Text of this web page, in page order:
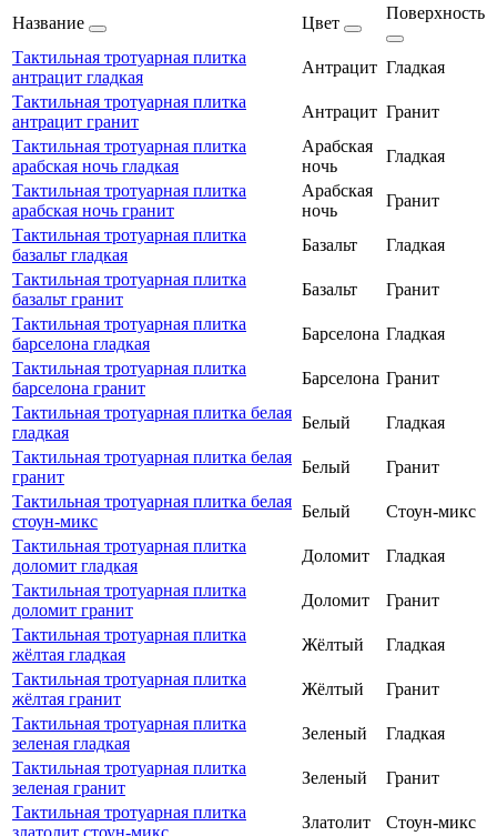
Название Цвет
Поверхность
Тактильная тротуарная плитка
антрацит гладкая
Антрацит Гладкая
Тактильная тротуарная плитка
антрацит гранит
Антрацит Гранит
Тактильная тротуарная плитка
арабская ночь гладкая
Арабская
ночь
Гладкая
Тактильная тротуарная плитка
арабская ночь гранит
Арабская
ночь
Гранит
Тактильная тротуарная плитка
базальт гладкая
Базальт
Гладкая
Тактильная тротуарная плитка
базальт гранит
Базальт
Гранит
Тактильная тротуарная плитка
барселона гладкая
Барселона Гладкая
Тактильная тротуарная плитка
барселона гранит
Барселона Гранит
Тактильная тротуарная плитка белая
гладкая
Белый
Гладкая
Тактильная тротуарная плитка белая
гранит
Белый
Гранит
Тактильная тротуарная плитка белая
стоун-микс
Белый
Стоун-микс
Тактильная тротуарная плитка
доломит гладкая
Доломит
Гладкая
Тактильная тротуарная плитка
доломит гранит
Доломит
Гранит
Тактильная тротуарная плитка
жёлтая гладкая
Жёлтый
Гладкая
Тактильная тротуарная плитка
жёлтая гранит
Жёлтый
Гранит
Тактильная тротуарная плитка
зеленая гладкая
Зеленый
Гладкая
Тактильная тротуарная плитка
зеленая гранит
Зеленый
Гранит
Тактильная тротуарная плитка
златолит стоун-микс
Златолит Стоун-микс